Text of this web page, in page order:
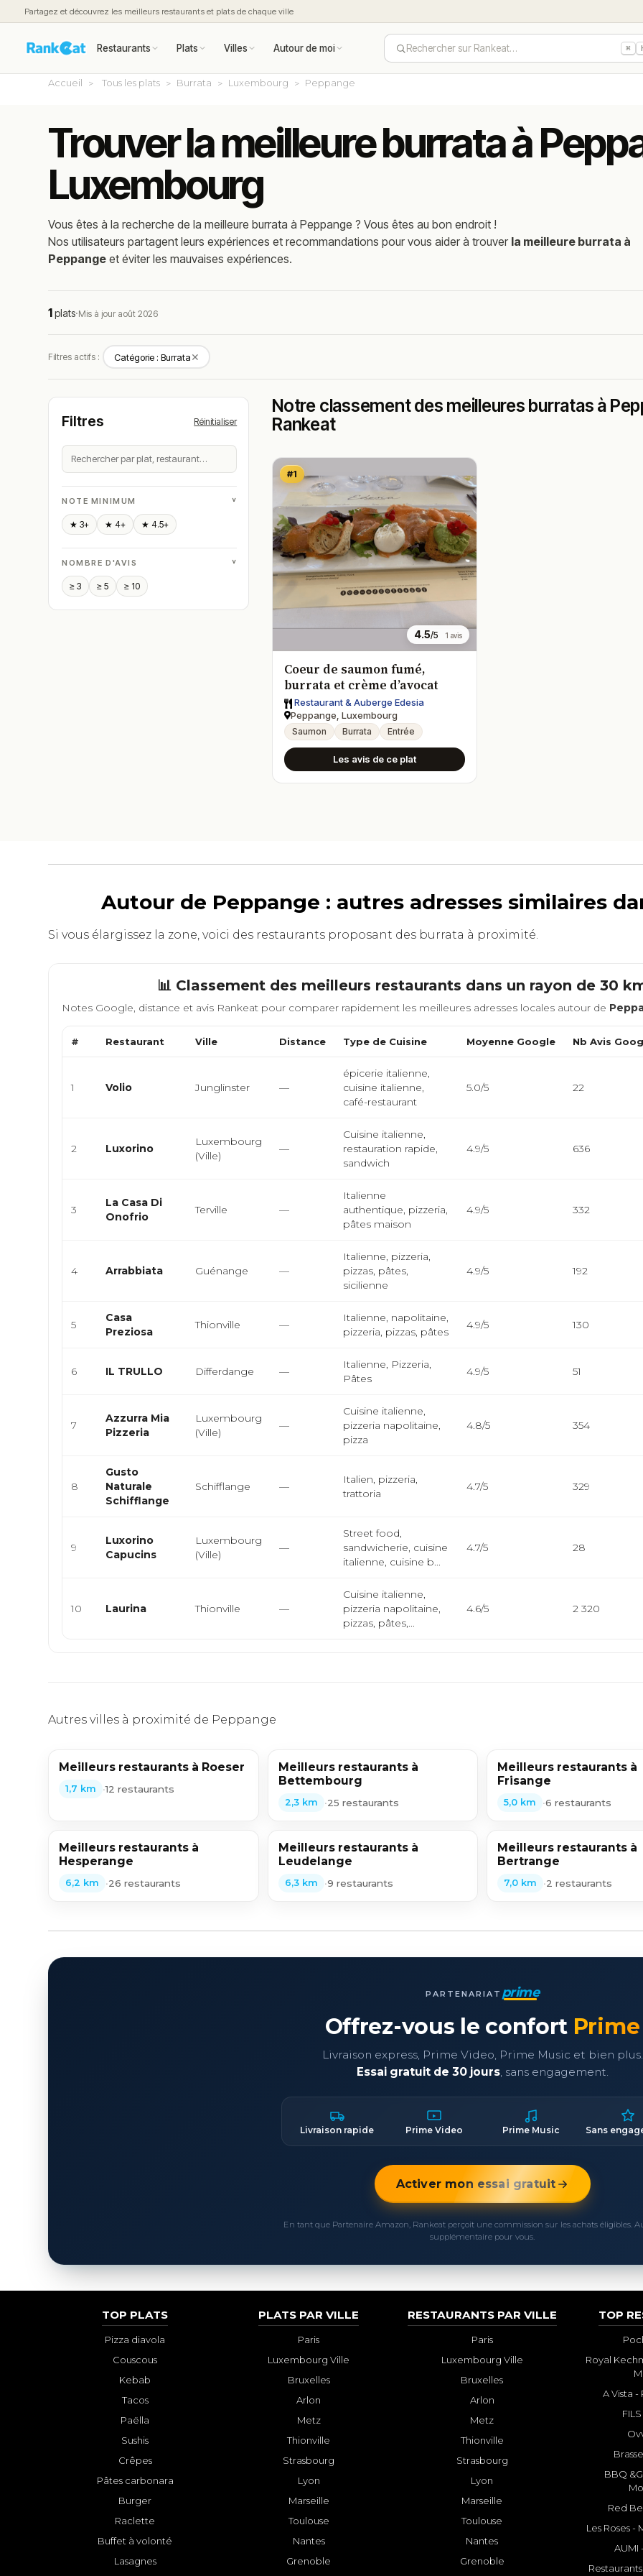
Partagez et découvrez les meilleurs restaurants et plats de chaque ville
Restaurants Plats Villes Autour de moi Rechercher sur Rankeat… ⌘
Accueil Tous les plats Burrata Luxembourg Peppange
Trouver la meilleure burrata à
Luxembourg
Vous êtes à la recherche de la meilleureburrata àPeppange ? Vous êtes au bon endroit !
Nos utilisateurs partagent leurs expériences et recommandations pour vous aider à trouver la meilleure burrata à
Peppange et éviter les mauvaises expériences.
1plats·Mis à jour août 2026
Filtres actifs : Catégorie : Burrata✕
Filtres Réinitialiser
NOTE MINIMUM ˅
★ 3+ ★ 4+ ★ 4.5+
NOMBRE D'AVIS ˅
≥ 3 ≥ 5 ≥ 10
Notre classement des meilleures burratas à
Rankeat
#1
4.5/5 1 avis
Coeur de saumon fumé,
burrata et crème d’avocat
Restaurant & Auberge Edesia
Peppange, Luxembourg
Saumon Burrata Entrée
Les avis de ce plat
Autour de Peppange : autres adresses similaires
Si vous élargissez la zone, voici des restaurants proposant des burrata à proximité.
📊 Classement des meilleurs restaurants dans un rayon de 30
Notes Google, distance et avis Rankeat pour comparer rapidement les meilleures adresses locales autour de
# Restaurant Ville Distance Type de Cuisine Moyenne Google Nb Avis
1 Volio Junglinster —
épicerie italienne,
cuisine italienne,
café-restaurant
5.0/5 22
2 Luxorino
Luxembourg
(Ville)
—
Cuisine italienne,
restauration rapide,
sandwich
4.9/5 636
3
La Casa Di
Onofrio
Terville —
Italienne
authentique, pizzeria,
pâtes maison
4.9/5 332
4 Arrabbiata Guénange —
Italienne, pizzeria,
pizzas, pâtes,
sicilienne
4.9/5 192
5
Casa
Preziosa
Thionville —
Italienne, napolitaine,
pizzeria, pizzas, pâtes
4.9/5 130
6 IL TRULLO Differdange —
Italienne, Pizzeria,
Pâtes
4.9/5 51
7
Azzurra Mia
Pizzeria
Luxembourg
(Ville)
—
Cuisine italienne,
pizzeria napolitaine,
pizza
4.8/5 354
8
Gusto
Naturale
Schifflange
Schifflange —
Italien, pizzeria,
trattoria
4.7/5 329
9
Luxorino
Capucins
Luxembourg
(Ville)
—
Street food,
sandwicherie, cuisine
italienne, cuisine b...
4.7/5 28
10 Laurina Thionville —
Cuisine italienne,
pizzeria napolitaine,
pizzas, pâtes,...
4.6/5 2 320
Autres villes à proximité de Peppange
Meilleurs restaurants à Roeser
1,7 km •12 restaurants
Meilleurs restaurants à
Bettembourg
2,3 km •25 restaurants
Meilleurs restaurants à
Frisange
5,0 km •6 restaurants
Meilleurs restaurants à
Hesperange
6,2 km •26 restaurants
Meilleurs restaurants à
Leudelange
6,3 km •9 restaurants
Meilleurs restaurants à
Bertrange
7,0 km •2 restaurants
PARTENARIAT prime
Offrez-vous le confort Prime
Livraison express, Prime Video, Prime Music et bien plus.
Essai gratuit de 30 jours, sans engagement.
Livraison rapide Prime Video Prime Music Sans
Activer mon essai gratuit
En tant que Partenaire Amazon, Rankeat perçoit une commission sur les achats éligibles.
supplémentaire pour vous.
TOP PLATS
Pizza diavola
Couscous
Kebab
Tacos
Paëlla
Sushis
Crêpes
Pâtes carbonara
Burger
Raclette
Buffet à volonté
Lasagnes
PLATS PAR VILLE
Paris
Luxembourg Ville
Bruxelles
Arlon
Metz
Thionville
Strasbourg
Lyon
Marseille
Toulouse
Nantes
Grenoble
RESTAURANTS PAR VILLE
Paris
Luxembourg Ville
Bruxelles
Arlon
Metz
Thionville
Strasbourg
Lyon
Marseille
Toulouse
Nantes
Grenoble
TOP
Royal
A Vista
BBQ
Red
Les Roses -
AUMI